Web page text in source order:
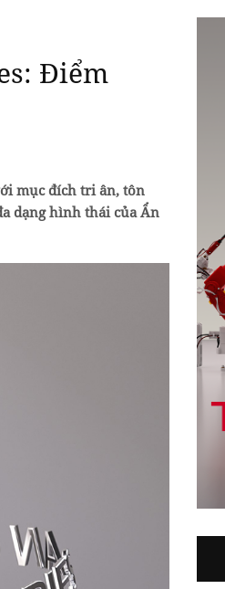
Điểm
mục đích tri ân, tôn
dạng hình thái của Ẩn